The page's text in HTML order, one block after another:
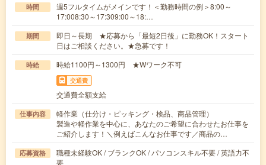
時間
週5フルタイムがメインです！＜勤務時間の例＞8:00～
17:008:30～17:309:00～18:…
期間
即日～長期 ★応募から「最短2日後」に勤務OK！スタート
日はご相談ください。★急募です！
時給 時給1100円～1300円 ★Wワーク不可
交通費
交通費全額支給
仕事内容
軽作業（仕分け・ピッキング・検品、商品管理）
製造や軽作業を中心に、あなたのご希望に合わせたお仕事を
ご紹介します！＼例えばこんなお仕事です／商品の…
応募資格
職種未経験OK / ブランクOK / パソコンスキル不要 / 英語力不
要